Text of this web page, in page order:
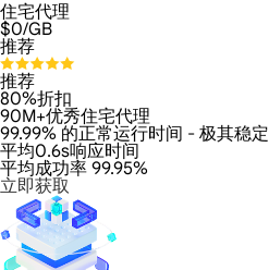
住宅代理
$0/GB
推荐
推荐
80%折扣
90M+优秀住宅代理
99.99% 的正常运行时间 - 极其稳定
平均0.6s响应时间
平均成功率 99.95%
立即获取